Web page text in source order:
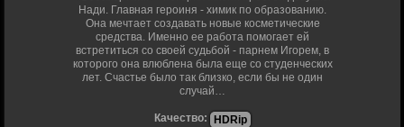
Нади. Главная героиня - химик по образованию.
Она мечтает создавать новые косметические
средства. Именно ее работа помогает ей
встретиться со своей судьбой - парнем Игорем, в
которого она влюблена была еще со студенческих
лет. Счастье было так близко, если бы не один
случай…
Качество:
HDRip